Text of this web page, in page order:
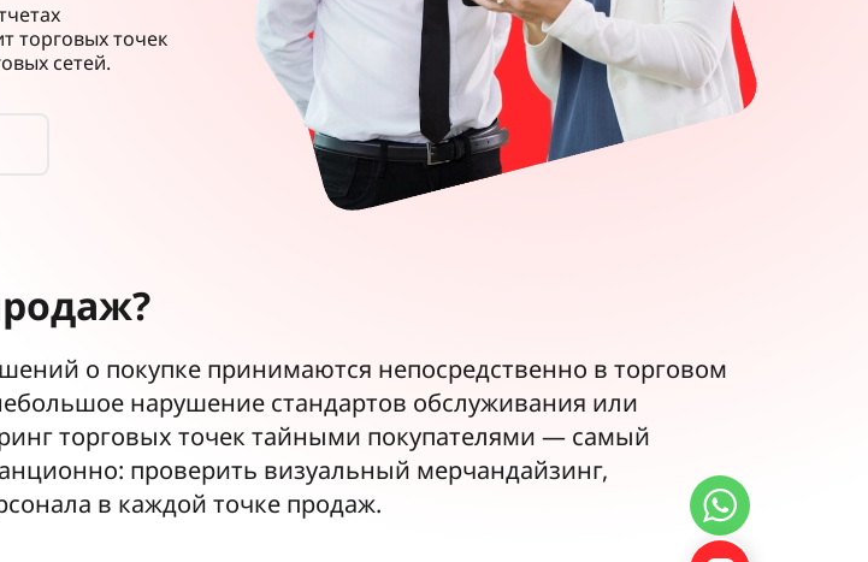
торговых точек
сетей.
о покупке принимаются непосредственно в торговом
нарушение стандартов обслуживания или
торговых точек тайными покупателями — самый
проверить визуальный мерчандайзинг,
в каждой точке продаж.